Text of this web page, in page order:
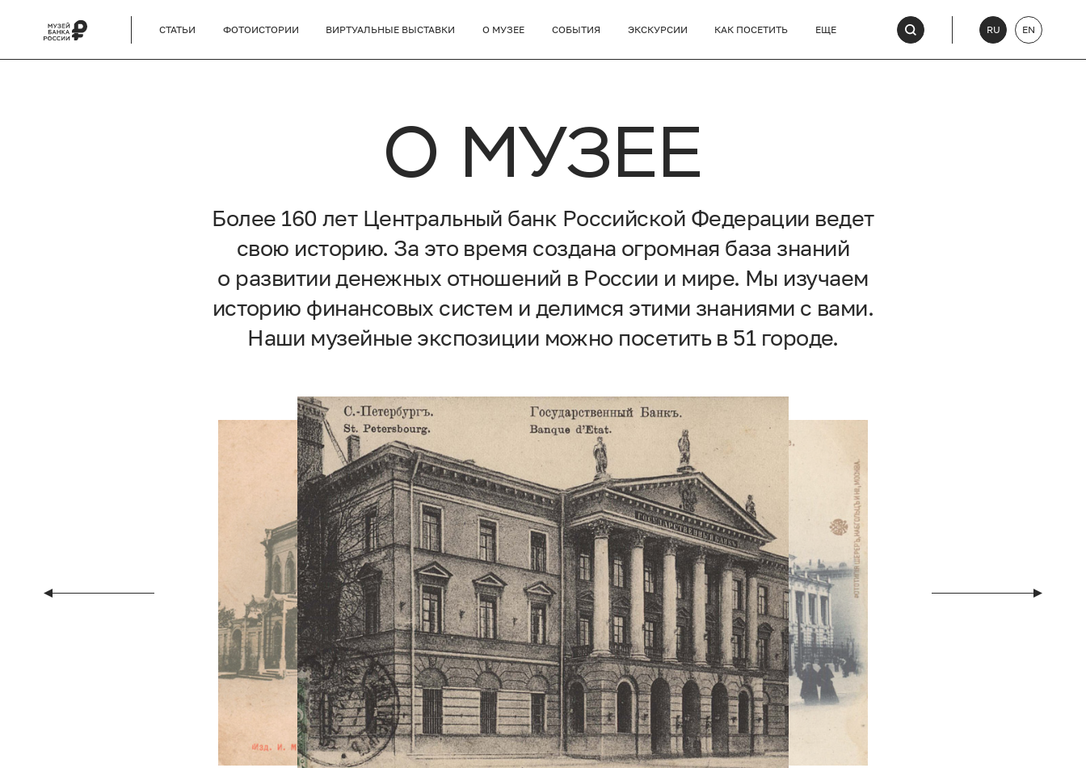
СТАТЬИ ФОТОИСТОРИИ ВИРТУАЛЬНЫЕ ВЫСТАВКИ О МУЗЕЕ СОБЫТИЯ ЭКСКУРСИИ КАК ПОСЕТИТЬ ЕЩЕ RU EN
О МУЗЕЕ
Более 160 лет Центральный банк Российской Федерации ведет
свою историю. За это время создана огромная база знаний
о развитии денежных отношений в России и мире. Мы изучаем
историю финансовых систем и делимся этими знаниями с вами.
Наши музейные экспозиции можно посетить в 51 городе.